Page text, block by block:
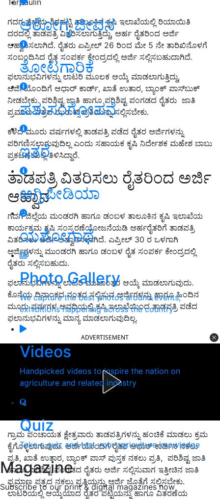
ಆರೋಗ್ಯ ಜೀವನ
ತೋಟಗಾರಿಕೆ
ಪಶುಸಂಗೋಪನೆ
ಇತರೆ
ಅಗ್ರಿಪೀಡಿಯಾ
ಯಶೋಗಾಥೆ
Photo Gallery
We capture the best photos around events,
exhibitions happening across the country
Videos
Handpicked videos to inspire the nation on
agriculture and related industry
Quiz
Take a quiz and test your agriculture knowledge
Magazine
Subscribe to our print & digital magazines now
ಗದಗ ಜಿಲ್ಲೆಯ ಶಿರಹಟ್ಟಿ ತಾಲೂಕಿನ ಕೃಷಿ ಇಲಾಖೆಯಲ್ಲಿ ರಿಯಾಯಿತಿ
ದರದಲ್ಲಿ ತಾಡಪತ್ರಿ ವಿತರಿಸಲಾಗುತ್ತಿದ್ದು, ಅರ್ಹ ರೈತರಿಂದ ಅರ್ಜಿ
ಆಹ್ವಾನಿಸಲಾಗಿದೆ. ರೈತರು ಏಪ್ರೀಲ್ 26 ರಿಂದ ಮೇ 5 ನೇ ತಾರಿಖಿನೊಳಗೆ
ಸಂಬಂದಿಸಿದ ರೈತ ಸಂಪರ್ಕ ಕೇಂದ್ರದಲ್ಲಿ ಅರ್ಜಿ ಸಲ್ಲಿಸಬಹುದಾಗಿದೆ.
ಫಲಾನುಭವಿಗಳನ್ನು ಲಾಟರಿ ಮೂಲಕ ಆಯ್ಕೆ ಮಾಡಲಾಗುತ್ತಿದ್ದು,
ಅರ್ಜಿಯೊಂದಿಗೆ ಆಧಾರ್ ಕಾರ್ಡ್, ಖಾತೆ ಉತಾರ, ಬ್ಯಾಂಕ್ ಪಾಸ್‌ಬುಕ್
ನೀಡಬೇಕು. ಪರಿಶಿಷ್ಟ ಜಾತಿ ಹಾಗೂ ಪರಿಶಿಷ್ಟ ಪಂಗಡದ ರೈತರು ಜಾತಿ
ಪ್ರಮಾಣ ಪತ್ರದ ಝರಾಕ್ಸ್ ಪ್ರತಿಯನ್ನು ಸಲ್ಲಿಸಬೇಕು.
ಕಳೆದ ಮೂರು ವರ್ಷಗಳಲ್ಲಿ ತಾಡಪತ್ರಿ ಪಡೆದ ರೈತರ ಅರ್ಜಿಗಳನ್ನು
ಪರಿಗಣಿಸಲಾಗುವುದಿಲ್ಲ ಎಂದು ಸಹಾಯಕ ಕೃಷಿ ನಿರ್ದೇಶಕ ಮಹೇಶ ಬಾಬು
ಪ್ರಕಟಣೆಯಲ್ಲಿ ತಿಳಿಸಿದ್ದಾರೆ.
ತಾಡಪತ್ರಿ ವಿತರಿಸಲು ರೈತರಿಂದ ಅರ್ಜಿ
ಆಹ್ವಾನ
ಗದಗ ಜಿಲ್ಲೆಯ ಮಂಡರಗಿ ಹಾಗೂ ಡಂಬಳ ತಾಲೂಕಿನ ಕೃಷಿ ಇಲಾಖೆಯ
ಕಾರ್ಯಕ್ರಮ ಕೃಷಿ ಸಂಸ್ಕರಣೆಯೋಜನೆಯಡಿ ಅರ್ಹರೈತರಿಗೆ ತಾಡಪತ್ರಿ
ವಿತರಿಸಲು ಅರ್ಜಿ ಆಹ್ವಾನಿಸಲಾಗಿದೆ. ಎಪ್ರೀಲ್ 30 ರ ಒಳಗಾಗಿ
ಅರ್ಜಿಗಳನ್ನು ಮುಂಡರಗಿ ಹಾಗೂ ಡಂಬಳ ರೈತ ಸಂಪರ್ಕ ಕೇಂದ್ರದಲ್ಲಿ
ರೈತರು ಸಲ್ಲಿಸಬಹುದು.
ಫಲಾನುಭವಿಗಳನ್ನು ಲಾಟರಿ ಮುಖಾಂತರ ಆಯ್ಕೆ ಮಾಡಲಾಗುವುದು.
ಕೊನೆಯ ದಿನಾಂಕದ ನಂತರ ಸಲ್ಲಿಸುವ ಅರ್ಜಿಗಳನ್ನು ಹಾಗೂ ಹಿಂದಿನ
ಮೂರು ವರ್ಷಗಳ ಅವಧಿಯಲ್ಲಿ ಕಷಿ ಇಲಾಖೆಯಿಂದ ತಾಡಪತ್ರಿ ಪಡೆದ
ಫಲಾನುಭವಿಗಳನ್ನು ಮಾನ್ಯ ಮಾಡಲಾಗುವುದಿಲ್ಲ.
ADVERTISEMENT
ಗ್ರಾಮ ಪಂಚಾಯತ ಕ್ಷೇತ್ರವಾರು ತಾಡಪತ್ರಿಗಳನ್ನು ಹಂಚಿಕೆ ಮಾಡಲು ಕ್ರಮ
ಕೈಗೊಳ್ಳಲಾಗುವುದು. ಅರ್ಜಿಯೊಂದಿಗೆ ರೈತರ ಆಧಾರ್ ಕಾರ್ಡಿನ ನಕಲು
ಪ್ರತಿ, ಖಾತೆ ಉತಾರ, ಬ್ಯಾಂಕ್ ಪಾಸ್ ಪುಸ್ತಕ ನಕಲು ಪ್ರತಿ, ಪರಿಶಿಷ್ಟ ಜಾತಿ
ಹಾಗೂ ಪರಿಶಿಷ್ಟ ಪಂಗಡದ ರೈತರು ಅರ್ಜಿ ಸಲ್ಲಿಸುವಾಗ ಇತ್ತೀಚಿನ ಜಾತಿ
ಪ್ರಮಾಣ ಪತ್ರದ ನಕಲು ಪ್ರತಿಯನ್ನು ಅರ್ಜಿ ಜೊತೆಗೆ ಸಲ್ಲಿಸಬೇಕು.
ಲಾಟರಿಯಲ್ಲಿ ಆಯ್ಕೆಯಾದ ರೈತರ ಪಟ್ಟಿಯನ್ನು ಹಾಗೂ ವಿತರಣೆಯ